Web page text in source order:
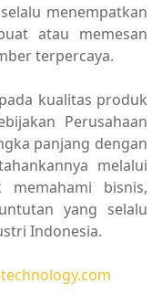
menempatkan
atau memesan
terpercaya.
kualitas produk
Perusahaan
panjang dengan
melalui
bisnis,
yang selalu
Indonesia.